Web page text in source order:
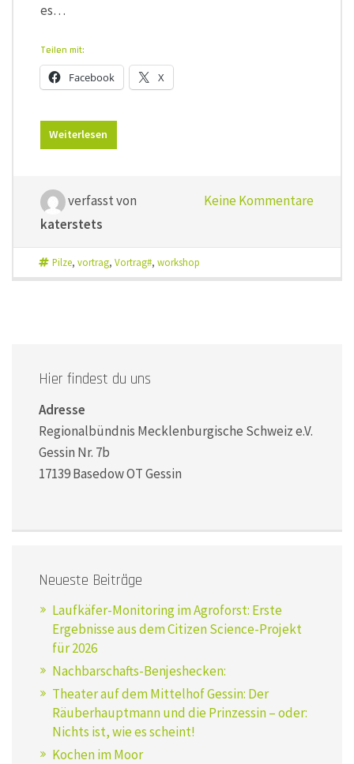
es…
Teilen mit:
Facebook X
Weiterlesen
verfasst von
katerstets
Keine Kommentare
Pilze, vortrag, Vortrag#, workshop
Hier findest du uns
Adresse
Regionalbündnis Mecklenburgische Schweiz e.V.
Gessin Nr. 7b
17139 Basedow OT Gessin
Neueste Beiträge
Laufkäfer-Monitoring im Agroforst: Erste
Ergebnisse aus dem Citizen Science-Projekt
für 2026
Nachbarschafts-Benjeshecken:
Theater auf dem Mittelhof Gessin: Der
Räuberhauptmann und die Prinzessin – oder:
Nichts ist, wie es scheint!
Kochen im Moor